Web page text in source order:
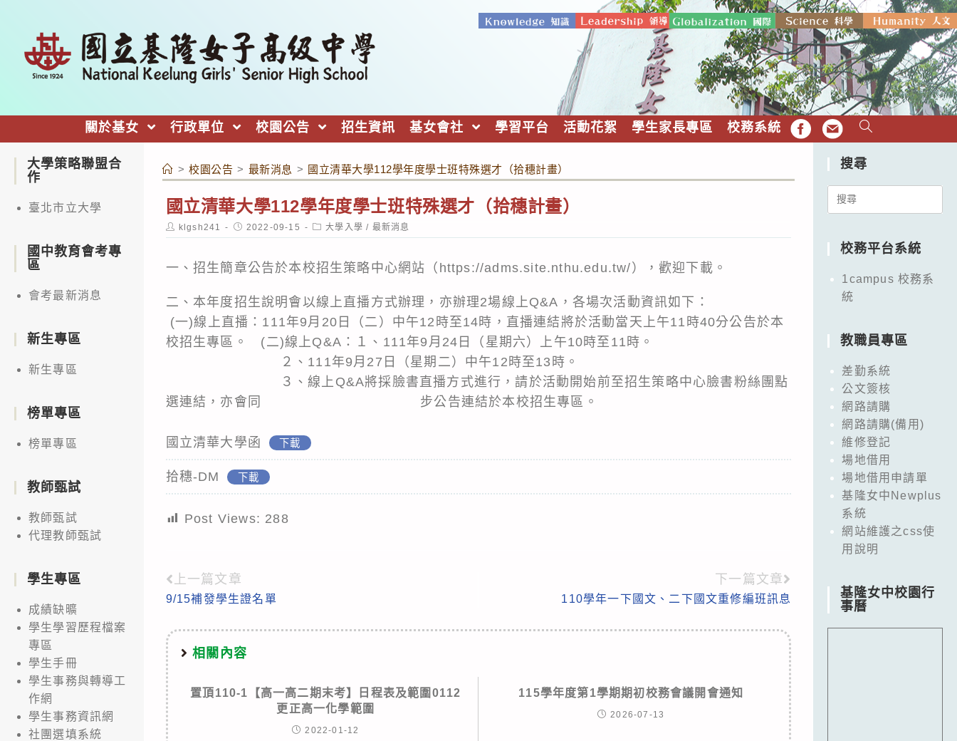
關於基女 行政單位 校園公告 招生資訊 基女會社 學習平台 活動花絮 學生家長專區 校務系統 FB EMAIL
> 校園公告 > 最新消息 > 國立清華大學112學年度學士班特殊選才（拾穗計畫）
國立清華大學112學年度學士班特殊選才（拾穗計畫）
Post
author:
klgsh241
Post
published:
2022-09-15
Post
category:
大學入學 / 最新消息
一、招生簡章公告於本校招生策略中心網站（ https://adms.site.nthu.edu.tw/），歡迎下載。
二、本年度招生說明會以線上直播方式辦理，亦辦理2場線上Q&A，各場次活動資訊如下：
(一)線上直播：111年9月20日（二）中午12時至14時，直播連結將於活動當天上午11時40分公告於本
校招生專區。 (二)線上Q&A：１、111年9月24日（星期六）上午10時至11時。
２、111年9月27日（星期二）中午12時至13時。
３、線上Q&A將採臉書直播方式進行，請於活動開始前至招生策略中心臉書粉絲團點
選連結，亦會同 步公告連結於本校招生專區。
國立清華大學函 下載
拾穗-DM 下載
Post Views: 288
Read
more
articles
上一篇文章
9/15補發學生證名單
下一篇文章
110學年一下國文、二下國文重修編班訊息
相關內容
置頂110-1【高一高二期末考】日程表及範圍0112
更正高一化學範圍
2022-01-12
115學年度第1學期期初校務會議開會通知
2026-07-13
大學策略聯盟合
作
臺北市立大學
國中教育會考專
區
會考最新消息
新生專區
新生專區
榜單專區
榜單專區
教師甄試
教師甄試
代理教師甄試
學生專區
成績缺曠
學生學習歷程檔案
專區
學生手冊
學生事務與轉導工
作網
學生事務資訊網
社團選填系統
搜尋
Search
校務平台系統
1campus 校務系
統
教職員專區
差勤系統
公文簽核
網路請購
網路請購(備用)
維修登記
場地借用
場地借用申請單
基隆女中Newplus
系統
網站維護之css使
用說明
基隆女中校園行
事曆